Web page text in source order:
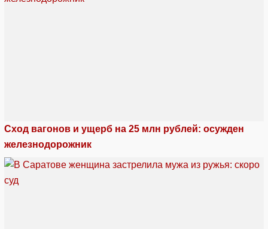
Сход вагонов и ущерб на 25 млн рублей: осужден
железнодорожник